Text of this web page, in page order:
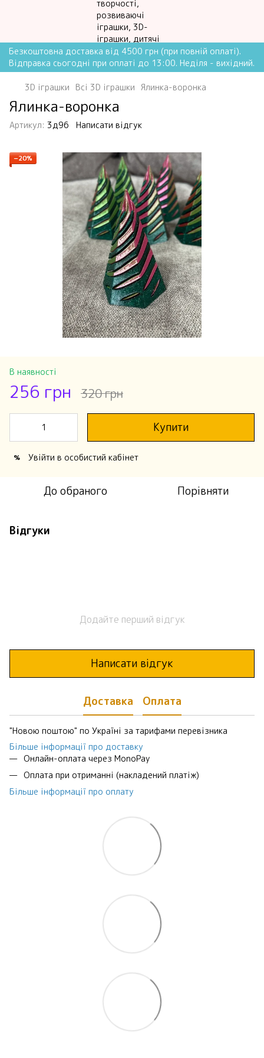
Безкоштовна доставка від 4500 грн (при повній оплаті).
Відправка сьогодні при оплаті до 13:00. Неділя - вихідний.
3D іграшки Всі 3D іграшки Ялинка-воронка
Ялинка-воронка
Артикул: 3д96 Написати відгук
−20%
В наявності
256 грн 320 грн
Купити
% Увійти в особистий кабінет
До обраного Порівняти
Відгуки
Додайте перший відгук
Написати відгук
Доставка Оплата
"Новою поштою" по Україні за тарифами перевізника
Більше інформації про доставку
Онлайн-оплата через MonoPay
Оплата при отриманні (накладений платіж)
Більше інформації про оплату